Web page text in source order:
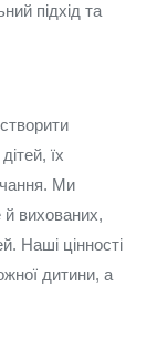
підхід та
їх
Ми
й вихованих,
Наші цінності
дитини, а